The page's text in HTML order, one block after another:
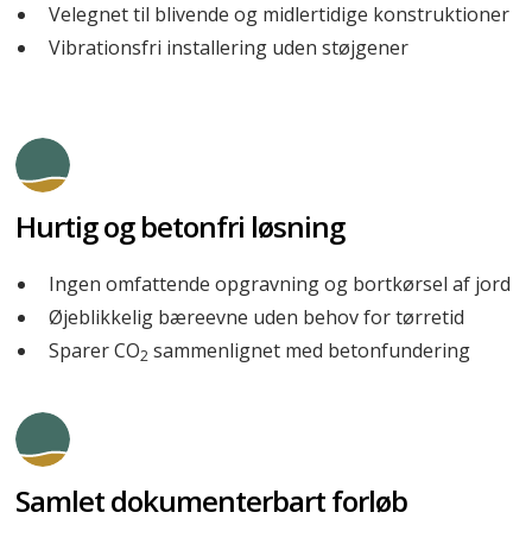
Velegnet til blivende og midlertidige konstruktioner
Vibrationsfri installering uden støjgener
Hurtig og betonfri løsning
Ingen omfattende opgravning og bortkørsel af jord
Øjeblikkelig bæreevne uden behov for tørretid
Sparer CO2 sammenlignet med betonfundering
Samlet dokumenterbart forløb